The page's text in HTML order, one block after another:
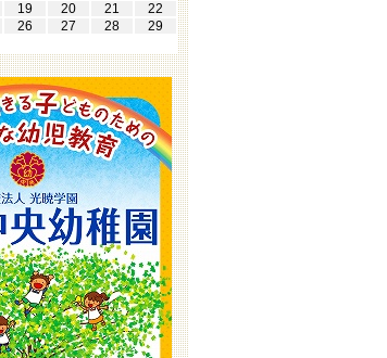
19 20 21
22
26 27 28
29